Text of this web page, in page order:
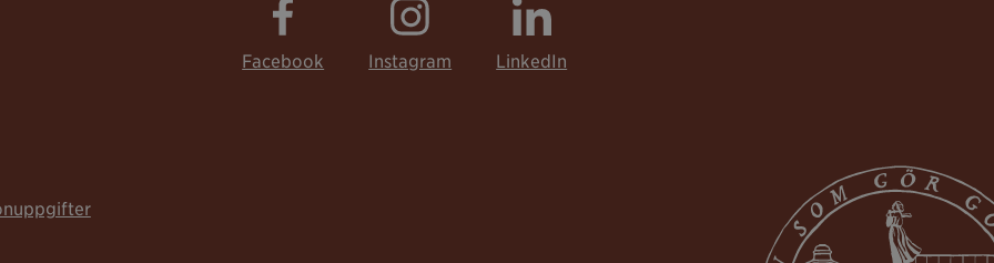
Facebook Instagram LinkedIn